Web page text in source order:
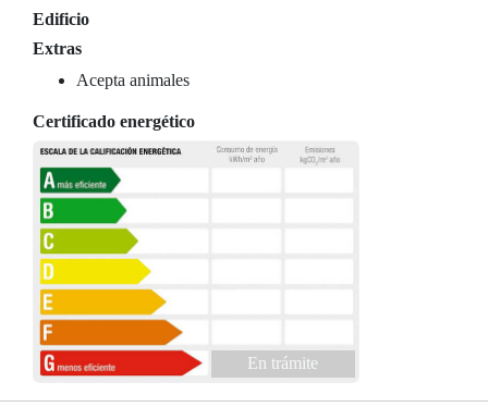
Edificio
Extras
Acepta animales
Certificado energético
En trámite